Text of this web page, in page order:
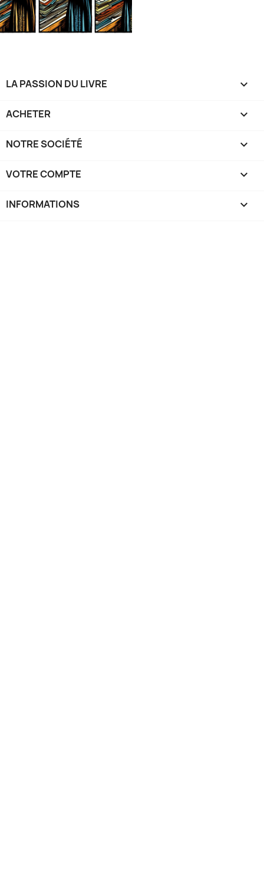
LA PASSION DU LIVRE 
ACHETER 
NOTRE SOCIÉTÉ 
VOTRE COMPTE 
INFORMATIONS keyboard_arrow_down